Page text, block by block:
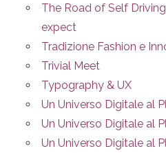
The Road of Self
expect
Tradizione Fashion e
Trivial Meet
Typography & UX
Un Universo Digitale al
Un Universo Digitale al
Un Universo Digitale al